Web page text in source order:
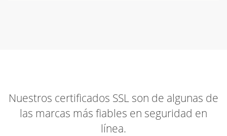
Nuestros certificados SSL son de algunas de
las marcas más fiables en seguridad en
línea.